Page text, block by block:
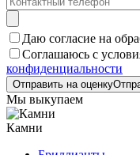
Даю согласие на
Соглашаюсь с
конфиденциальности
Отправить на оценку
Мы выкупаем
Камни